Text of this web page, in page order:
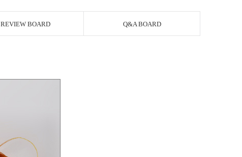
REVIEW BOARD Q&A BOARD